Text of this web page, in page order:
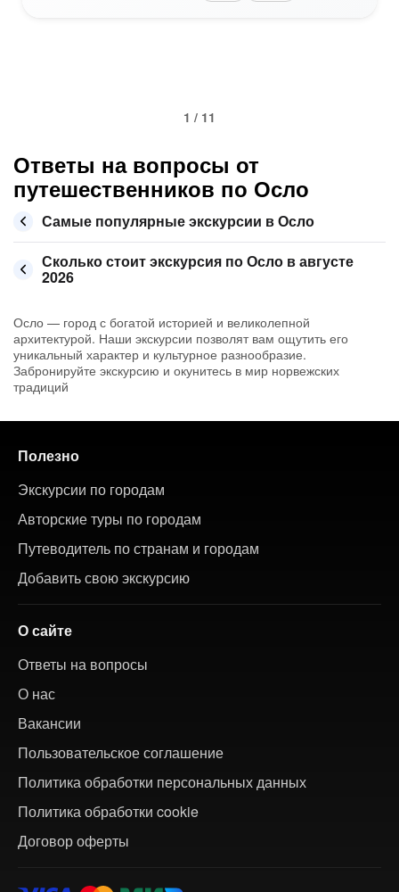
1 / 11
Ответы на вопросы от
путешественников по Осло
Самые популярные экскурсии в Осло
Сколько стоит экскурсия по Осло в августе
2026
Осло — город с богатой историей и великолепной
архитектурой. Наши экскурсии позволят вам ощутить его
уникальный характер и культурное разнообразие.
Забронируйте экскурсию и окунитесь в мир норвежских
традиций
Полезно
Экскурсии по городам
Авторские туры по городам
Путеводитель по странам и городам
Добавить свою экскурсию
О сайте
Ответы на вопросы
О нас
Вакансии
Пользовательское соглашение
Политика обработки персональных данных
Политика обработки cookie
Договор оферты